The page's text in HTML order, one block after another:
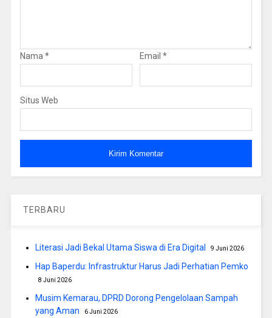
Nama * Email *
Situs Web
TERBARU
Literasi Jadi Bekal Utama Siswa di Era Digital 9 Juni 2026
Hap Baperdu: Infrastruktur Harus Jadi Perhatian Pemko
8 Juni 2026
Musim Kemarau, DPRD Dorong Pengelolaan Sampah
yang Aman
6 Juni 2026